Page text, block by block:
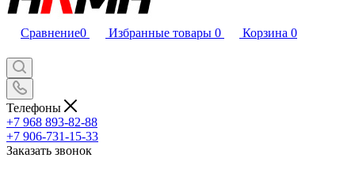
Сравнение0 Избранные товары 0 Корзина 0
Телефоны
+7 968 893-82-88
+7 906-731-15-33
Заказать звонок